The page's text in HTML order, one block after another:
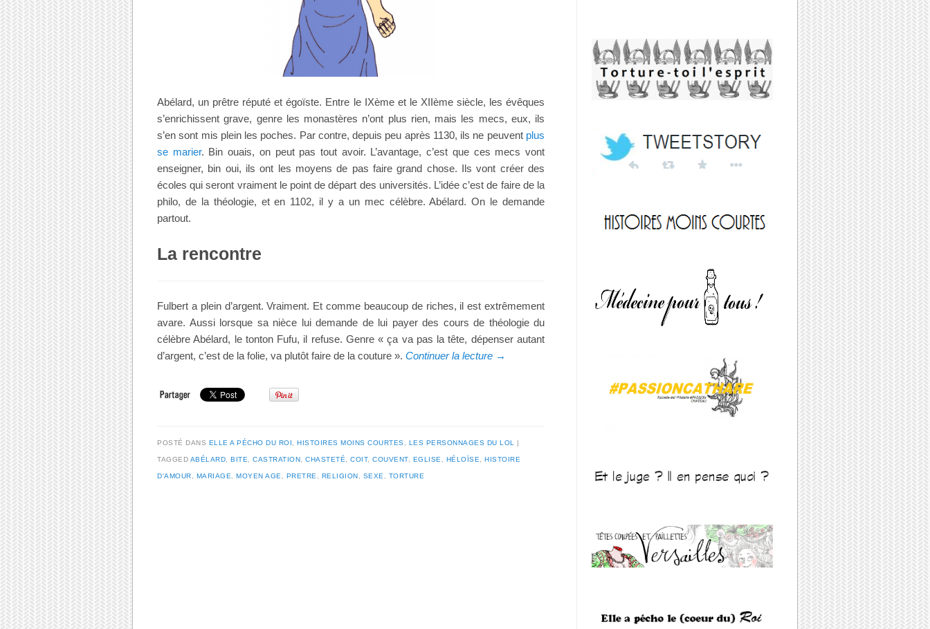
Abélard, un prêtre réputé et égoïste. Entre le IXème et le XIIème siècle, les évêques
s’enrichissent grave, genre les monastères n’ont plus rien, mais les mecs, eux, ils
s’en sont mis plein les poches. Par contre, depuis peu après 1130, ils ne peuvent plus
se marier. Bin ouais, on peut pas tout avoir. L’avantage, c’est que ces mecs vont
enseigner, bin oui, ils ont les moyens de pas faire grand chose. Ils vont créer des
écoles qui seront vraiment le point de départ des universités. L’idée c’est de faire de la
philo, de la théologie, et en 1102, il y a un mec célèbre. Abélard. On le demande
partout.
La rencontre
Fulbert a plein d’argent. Vraiment. Et comme beaucoup de riches, il est extrêmement
avare. Aussi lorsque sa nièce lui demande de lui payer des cours de théologie du
célèbre Abélard, le tonton Fufu, il refuse. Genre « ça va pas la tête, dépenser autant
d’argent, c’est de la folie, va plutôt faire de la couture ». Continuer la lecture →
POSTÉ DANS ELLE A PÉCHO DU ROI, HISTOIRES MOINS COURTES, LES PERSONNAGES DU LOL
TAGGED ABÉLARD, BITE, CASTRATION, CHASTETÉ, COIT, COUVENT, EGLISE, HÉLOÏSE, HISTOIRE
D'AMOUR, MARIAGE, MOYEN AGE, PRETRE, RELIGION, SEXE, TORTURE